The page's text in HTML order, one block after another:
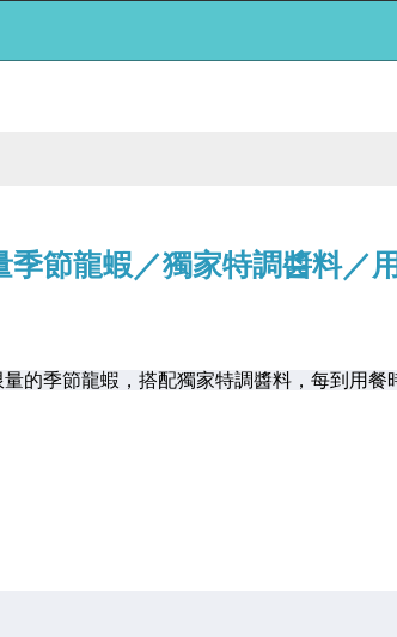
節龍蝦／獨家特調醬料／
的季節龍蝦，搭配獨家特調醬料，每到用